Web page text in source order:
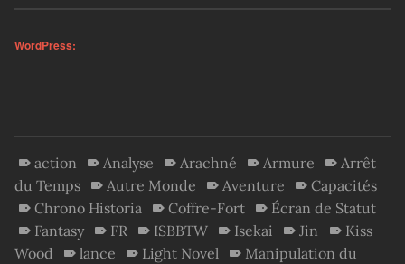
WordPress:
action Analyse Arachné Armure
Arrêt
du Temps
Autre Monde Aventure
Capacités
Chrono Historia
Coffre-Fort
Écran de Statut
Fantasy
FR ISBBTW Isekai Jin
Kiss
Wood
lance Light Novel
Manipulation du